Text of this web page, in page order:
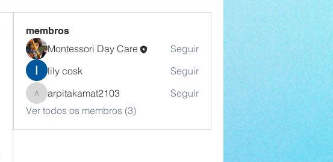
membros
Montessori Day Care
Seguir
lily cosk
Seguir
arpitakamat2103
arpitakamat2103
Seguir
Ver todos os membros (3)